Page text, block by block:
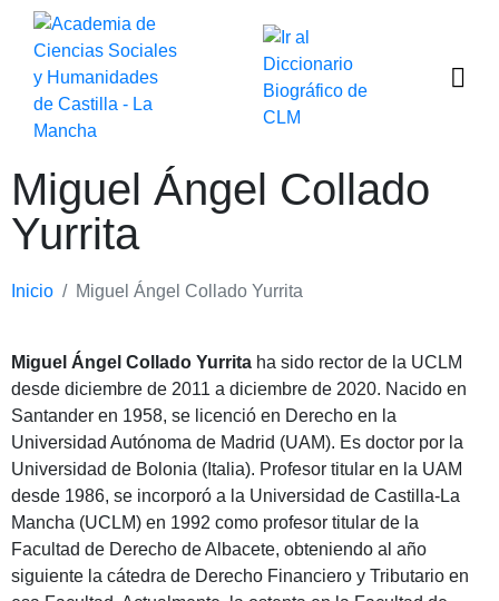
Miguel Ángel Collado
Yurrita
Inicio Miguel Ángel Collado Yurrita
Miguel Ángel Collado Yurrita ha sido rector de la UCLM
desde diciembre de 2011 a diciembre de 2020. Nacido en
Santander en 1958, se licenció en Derecho en la
Universidad Autónoma de Madrid (UAM). Es doctor por la
Universidad de Bolonia (Italia). Profesor titular en la UAM
desde 1986, se incorporó a la Universidad de Castilla-La
Mancha (UCLM) en 1992 como profesor titular de la
Facultad de Derecho de Albacete, obteniendo al año
siguiente la cátedra de Derecho Financiero y Tributario en